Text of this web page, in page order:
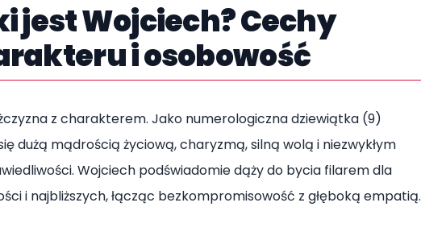
jest Wojciech? Cechy
i osobowość
z charakterem. Jako numerologiczna dziewiątka (9)
dużą mądrością życiową, charyzmą, silną wolą i niezwykłym
Wojciech podświadomie dąży do bycia filarem dla
i najbliższych, łącząc bezkompromisowość z głęboką empatią.